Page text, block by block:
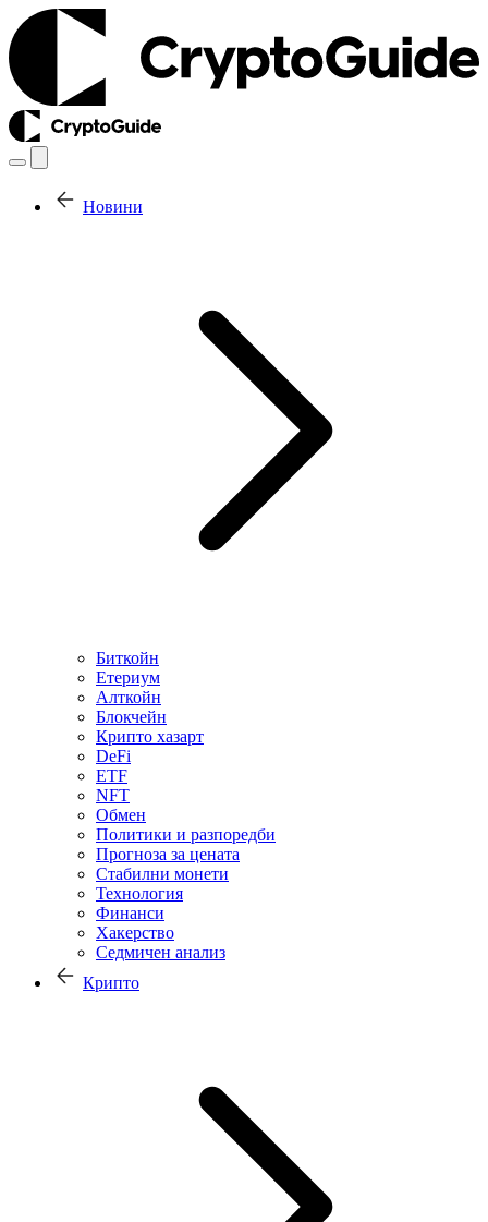
Новини
Биткойн
Етериум
Алткойн
Блокчейн
Крипто хазарт
DeFi
ETF
NFT
Обмен
Политики и разпоредби
Прогноза за цената
Стабилни монети
Технология
Финанси
Хакерство
Седмичен анализ
Крипто